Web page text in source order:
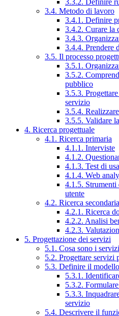
3.3.2. Definire
3.4. Metodo di lavoro
3.4.1. Definire
3.4.2. Curare la
3.4.3.
3.4.4. Prendere
3.5. Il processo
3.5.1.
3.5.2.
pubblico
3.5.3.
servizio
3.5.4.
3.5.5. Validare
4. Ricerca progettuale
4.1. Ricerca primaria
4.1.1. Interviste
4.1.2.
4.1.3. Test di
4.1.4. Web
4.1.5. Strumenti
utente
4.2. Ricerca secondaria
4.2.1. Ricerca
4.2.2. Analisi
4.2.3.
5. Progettazione dei servizi
5.1. Cosa sono i
5.2. Progettare servizi
5.3. Definire il
5.3.1.
5.3.2.
5.3.3.
servizio
5.4. Descrivere il